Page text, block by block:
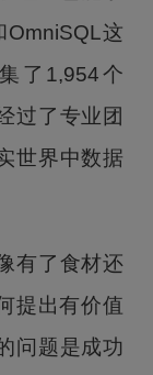
这
了1,954个
过了专业团
世界中数据
有了食材还
提出有价值
问题是成功